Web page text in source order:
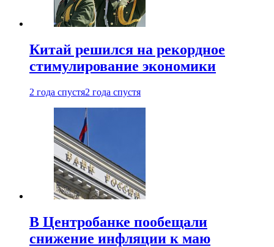
Китай решился на рекордное
стимулирование экономики
2 года спустя2 года спустя
В Центробанке пообещали
снижение инфляции к маю